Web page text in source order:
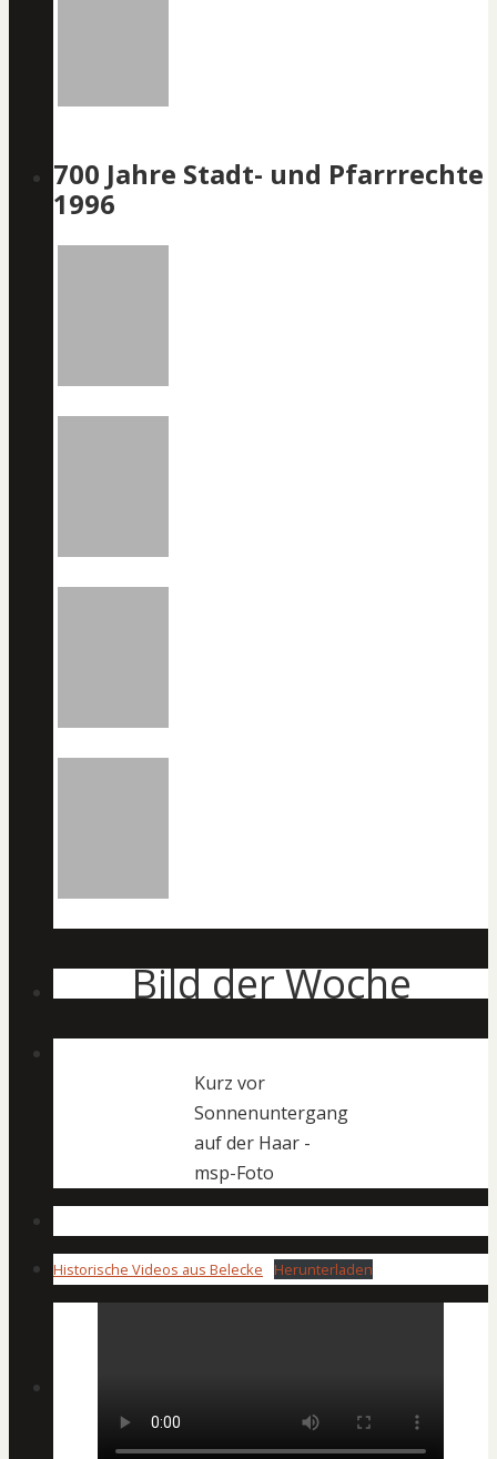
700 Jahre Stadt- und Pfarrrechte
1996
Bild der Woche
Kurz vor
Sonnenuntergang
auf der Haar -
msp-Foto
Historische Videos aus Belecke Herunterladen